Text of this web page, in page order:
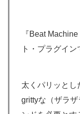
『Beat
ト・プラグイン
太くパリッとし
grittyな（ザラ